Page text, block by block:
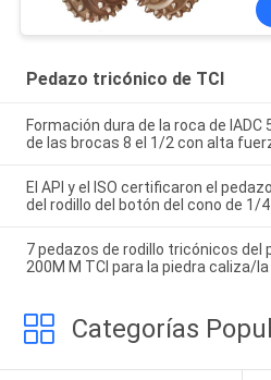
Pedazo tricónico de TCI
Formación dura de la roca de
de las brocas 8 el 1/2 con alta
El API y el ISO certificaron el
del rodillo del botón del cono de 1/
7 pedazos de rodillo tricónicos del
200M M TCI para la piedra caliza/
Categorías